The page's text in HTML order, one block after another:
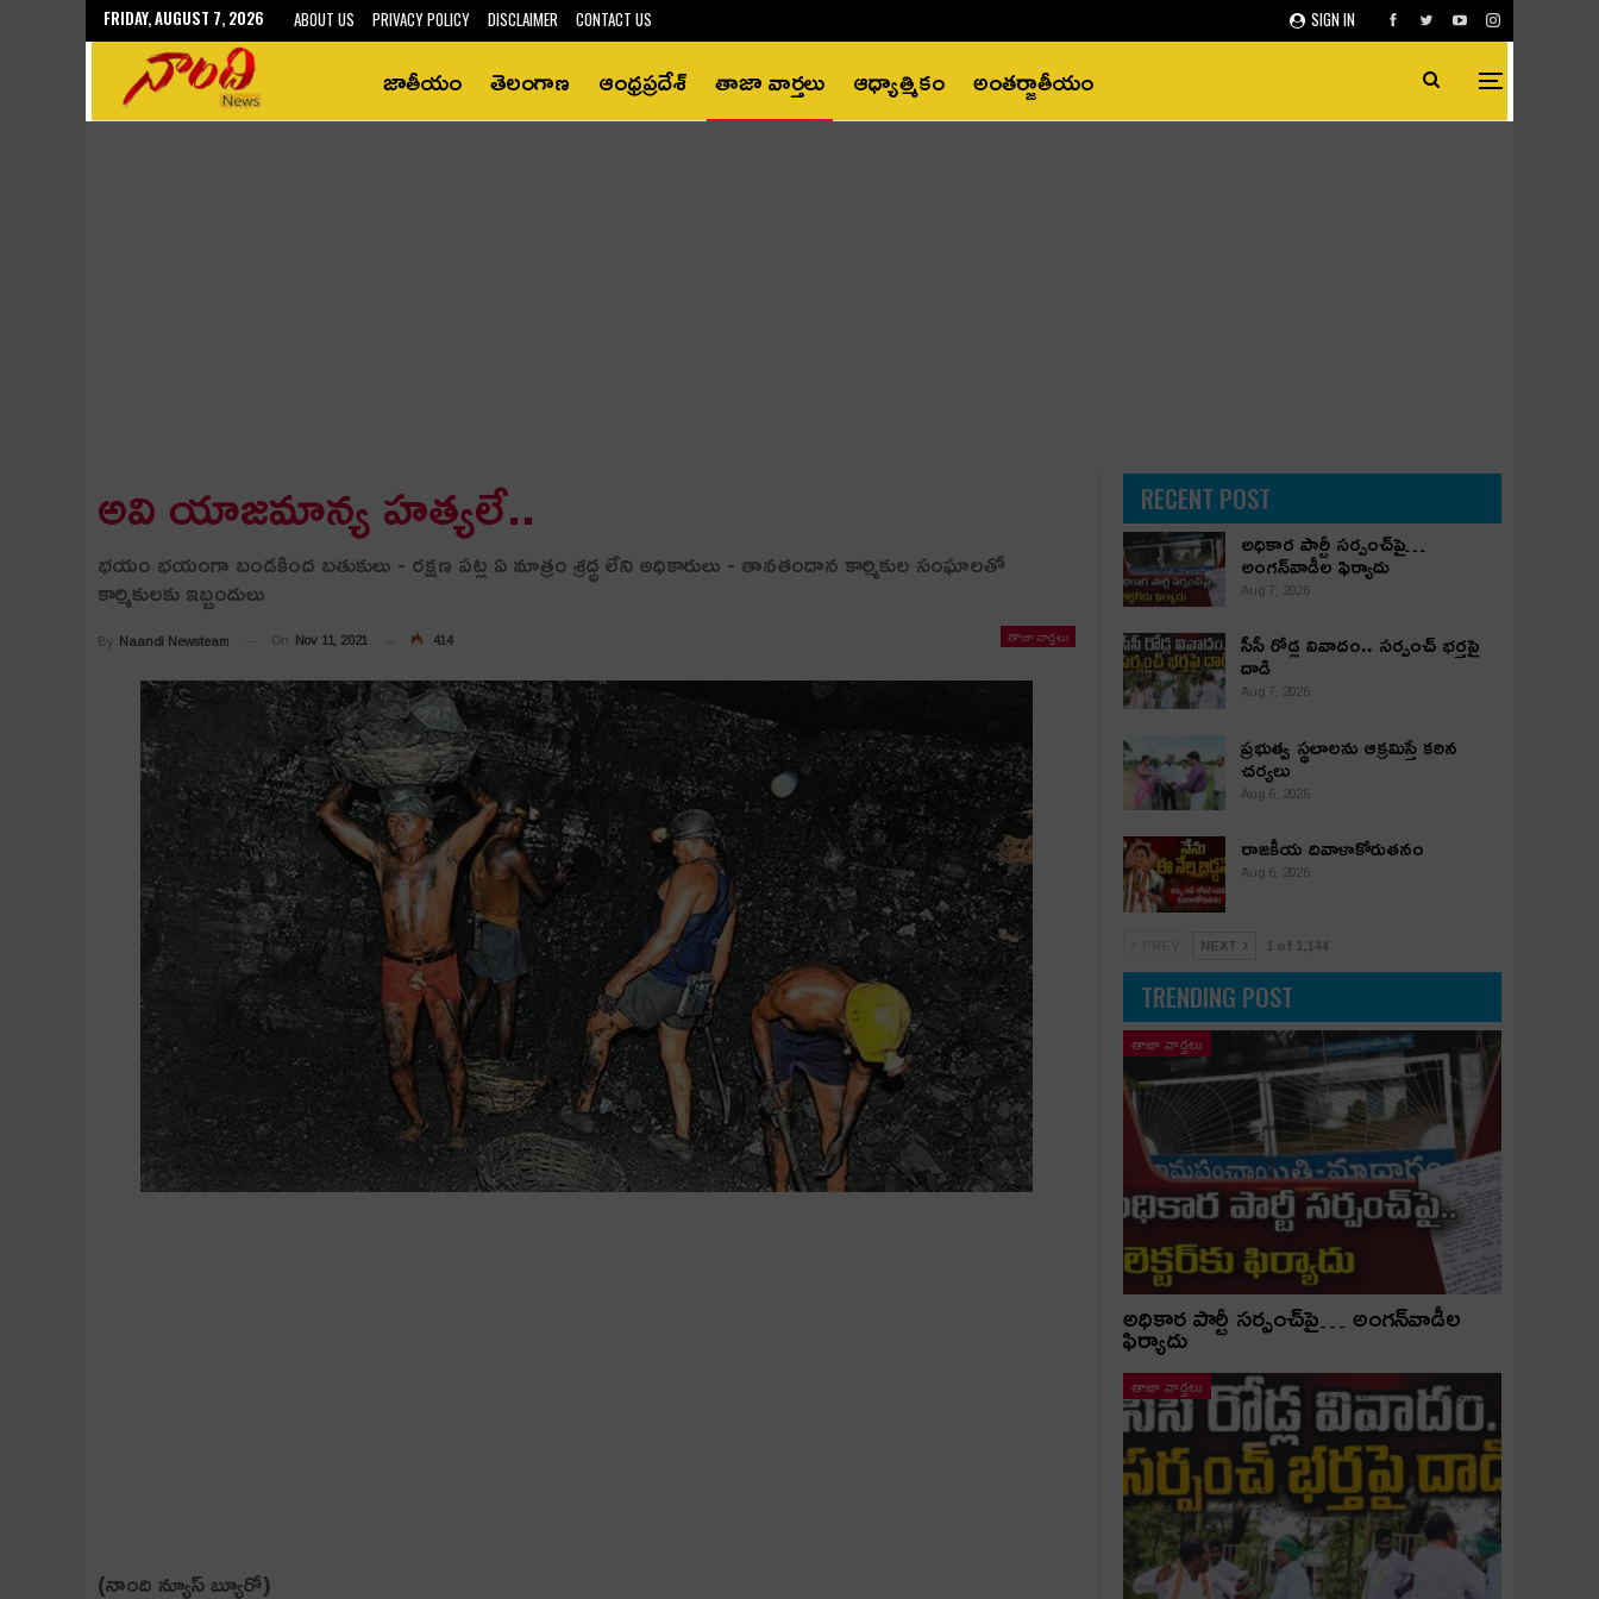
SIGN IN
FRIDAY, AUGUST 7, 2026 ABOUT US PRIVACY POLICY DISCLAIMER CONTACT US
జాతీయం తెలంగాణ ఆంధ్రప్రదేశ్‌ తాజా వార్తలు ఆధ్యాత్మికం అంతర్జాతీయం
అవి యాజ‌మాన్య హ‌త్య‌లే..
భ‌యం భ‌యంగా బండ‌కింద బ‌తుకులు - ర‌క్ష‌ణ ప‌ట్ల ఏ మాత్రం శ్ర‌ద్ధ లేని అధికారులు - తాన‌తందాన కార్మికుల సంఘాల‌తో
కార్మికుల‌కు ఇబ్బందులు
తాజా వార్తలు
By Naandi Newsteam On Nov 11, 2021 414
(నాంది న్యూస్ బ్యూరో)
RECENT POST
అధికార పార్టీ స‌ర్పంచ్‌పై…
అంగ‌న్‌వాడీల ఫిర్యాదు
Aug 7, 2026
సీసీ రోడ్ల వివాదం.. స‌ర్పంచ్ భ‌ర్త‌పై
దాడి
Aug 7, 2026
ప్రభుత్వ స్థలాలను ఆక్రమిస్తే కఠిన
చర్యలు
Aug 6, 2026
రాజకీయ దివాళాకోరుతనం
Aug 6, 2026
NEXT 1 of 1,144
TRENDING POST
తాజా వార్తలు
అధికార పార్టీ స‌ర్పంచ్‌పై… అంగ‌న్‌వాడీల
ఫిర్యాదు
తాజా వార్తలు